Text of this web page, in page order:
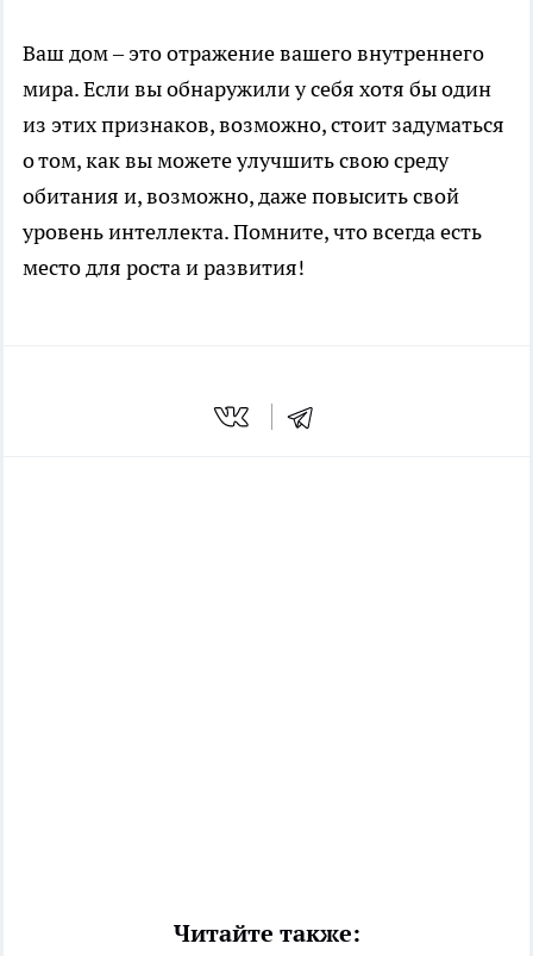
Ваш дом – это отражение вашего внутреннего
мира. Если вы обнаружили у себя хотя бы один
из этих признаков, возможно, стоит задуматься
о том, как вы можете улучшить свою среду
обитания и, возможно, даже повысить свой
уровень интеллекта. Помните, что всегда есть
место для роста и развития!
Читайте также: